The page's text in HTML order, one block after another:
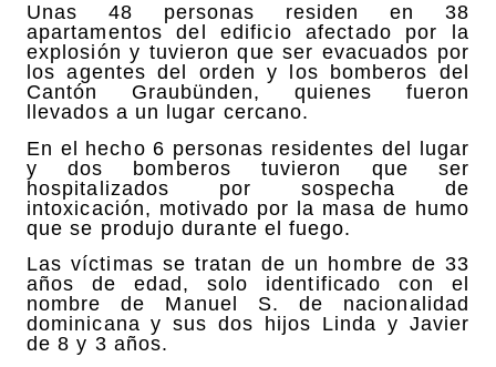
Unas 48 personas residen en 38
apartamentos del edificio afectado por la
explosión y tuvieron que ser evacuados por
los agentes del orden y los bomberos del
Cantón Graubünden, quienes fueron
llevados a un lugar cercano.
En el hecho 6 personas residentes del lugar
y dos bomberos tuvieron que ser
hospitalizados por sospecha de
intoxicación, motivado por la masa de humo
que se produjo durante el fuego.
Las víctimas se tratan de un hombre de 33
años de edad, solo identificado con el
nombre de Manuel S. de nacionalidad
dominicana y sus dos hijos Linda y Javier
de 8 y 3 años.